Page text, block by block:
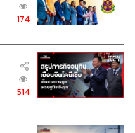
174
514